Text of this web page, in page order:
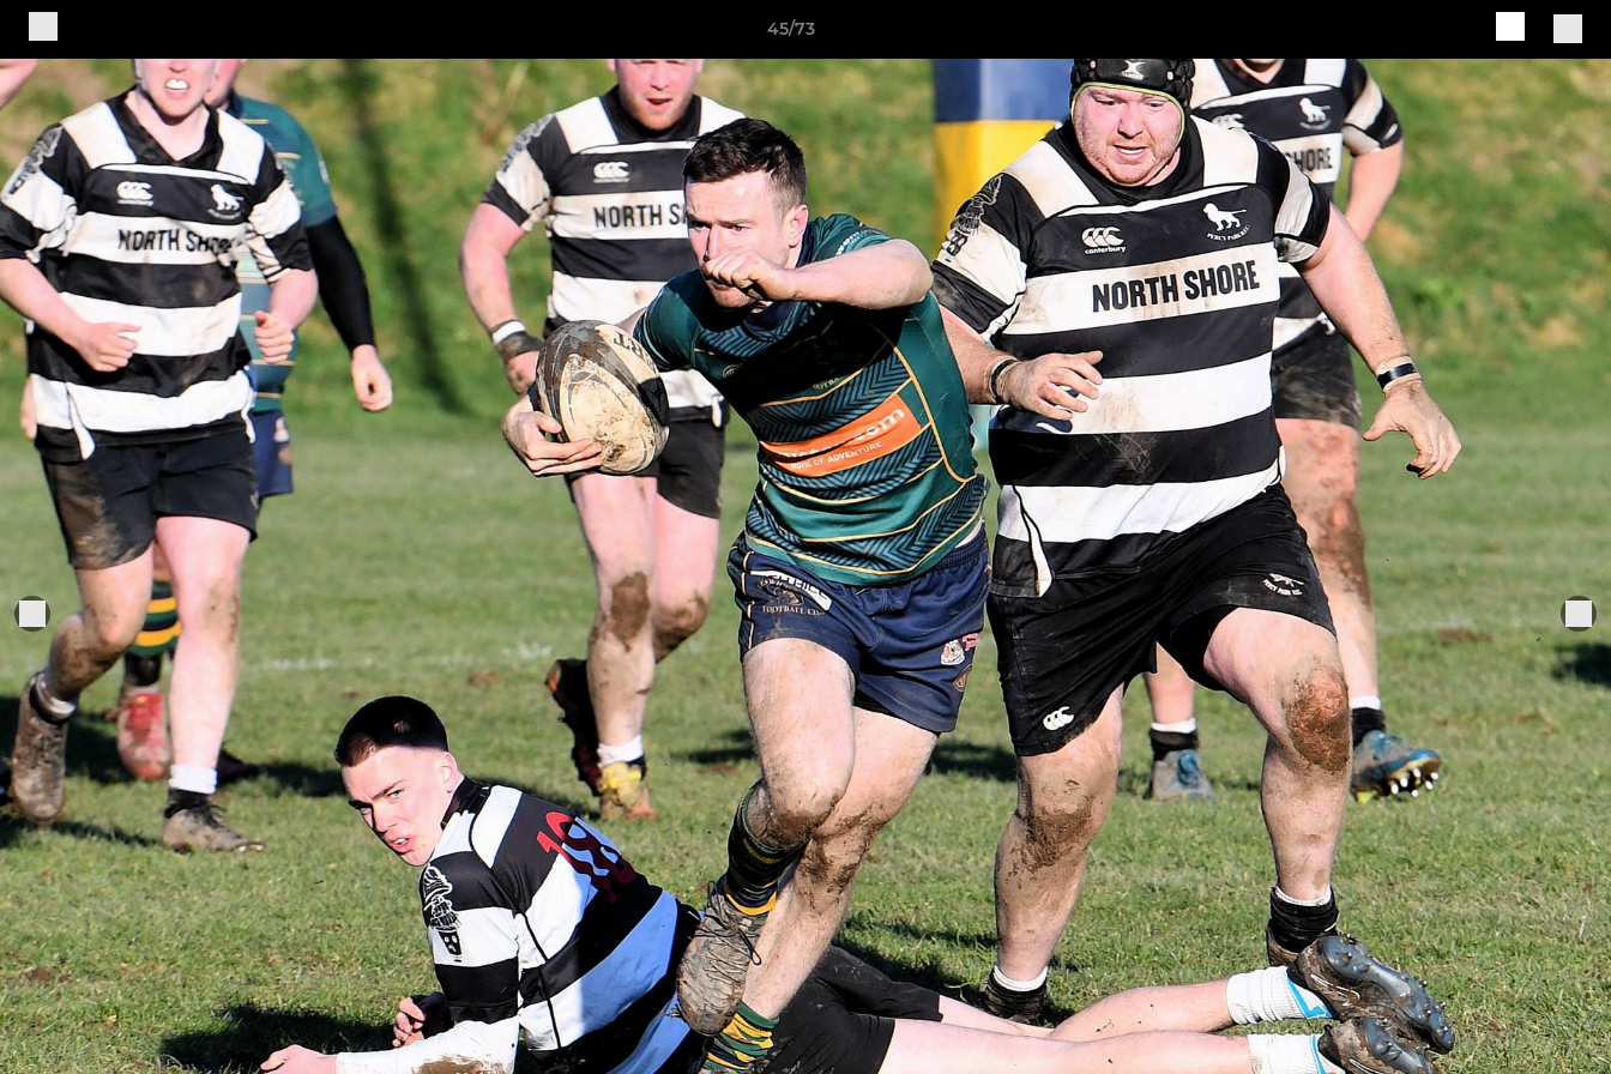
45/73